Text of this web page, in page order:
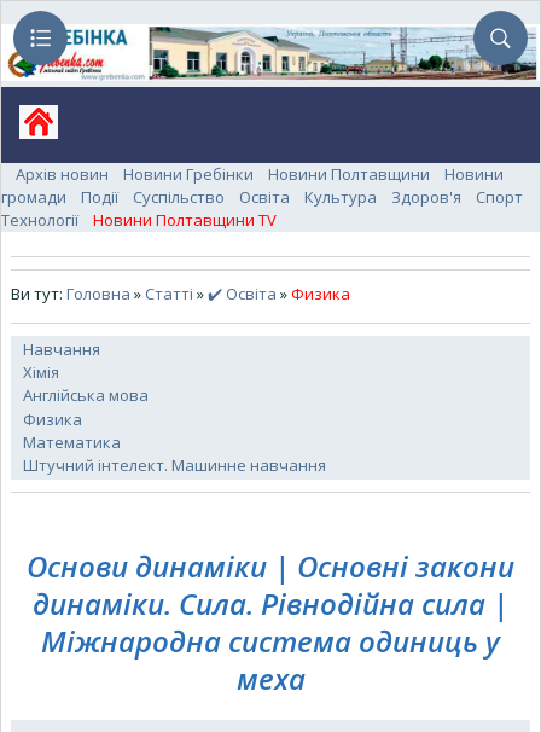
Архів новин Новини Гребінки Новини Полтавщини
Новини
громади
Події Суспільство Освіта Культура Здоров'я
Спорт
Технології
Новини Полтавщини TV
Ви тут: Головна » Статті »✔️ Освіта »Физика
Навчання
Хімія
Англійська мова
Физика
Математика
Штучний інтелект. Машинне навчання
Основи динаміки | Основні закони
динаміки. Сила. Рівнодійна сила |
Міжнародна система одиниць у
меха